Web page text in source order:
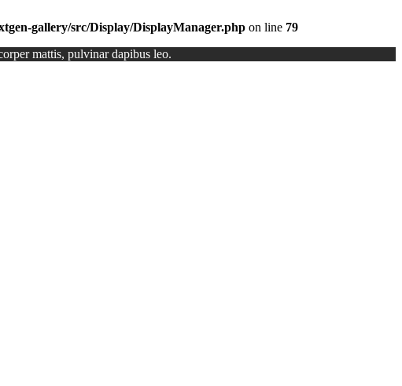
gallery/src/Display/DisplayManager.php on line 79
mattis, pulvinar dapibus leo.